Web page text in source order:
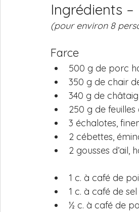
Ingrédients
(pour environ 8
Farce
500 g de porc
350 g de chair
340 g de
250 g de
3 échalotes,
2 cébettes,
2 gousses d’ail,
1 c. à café de
1 c. à café de sel
½ c. à café de